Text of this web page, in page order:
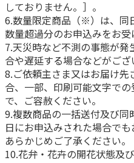
しておりません。］。
6.数量限定商品（※）は、同
数量超過分のお申込みをお受
7.天災時など不測の事態が
合や遅延する場合などがござ
8.ご依頼主さま又はお届け
合、一部、印刷可能文字で
で、ご容赦ください。
9.複数商品の一括送付及び
日にお申込みされた場合で
あらかじめご了承ください。
10.花弁・花卉の開花状態及